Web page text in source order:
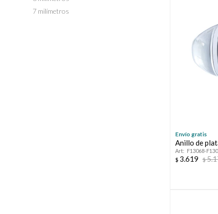
Envío gratis
Anillo de
F13068-
$ 3.619 $
7 milímetros